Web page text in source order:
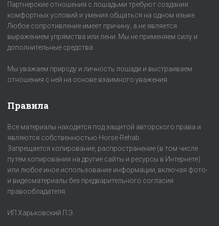
Партнерские отношения с лошадьми требуют создания
комфортных условий и умения общаться на одном языке.
Любое сопротивление имеет причину, а не является
выражением упрямства или лени. Мы не применяем силу и
дополнительные средства.
Мы уважаем природу и личность лошади и выстраиваем
отношения с ней на основе взаимного уважения.
Правила
Все материалы находятся под защитой авторского права и
являются собственностью Horse-Rehab.
Запрещается копирование, распространение (в том числе
путем копирования на другие сайты и ресурсы в Интернете)
или любое иное использование информации, включая фото-
и видеоматериалы без предварительного согласия
правообладателя.
ИП Харьковский П.Э.